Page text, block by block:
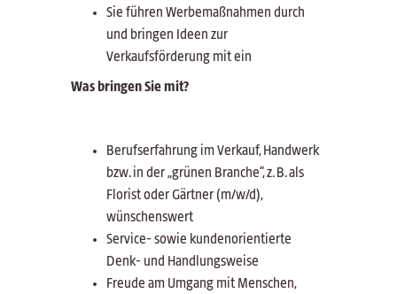
Sie führen Werbemaßnahmen durch
und bringen Ideen zur
Verkaufsförderung mit ein
Was bringen Sie mit?
Berufserfahrung im Verkauf, Handwerk
bzw. in der „grünen Branche“, z. B. als
Florist oder Gärtner (m/w/d),
wünschenswert
Service- sowie kundenorientierte
Denk- und Handlungsweise
Freude am Umgang mit Menschen,